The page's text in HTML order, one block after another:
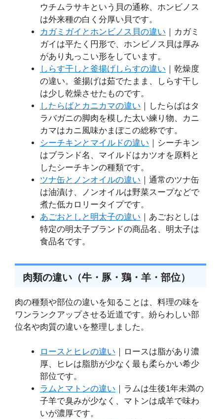
ウチムラサキという貝の通称、ホンビノス
は外来種の白く分厚い貝です。
カガミガイとホンビノス貝の違い ｜カガミ
ガイは平たく円形で、ホンビノス貝は厚み
があり丸っこい形をしています。
しらす干しと釜揚げしらすの違い ｜乾燥度
の違い。釜揚げは茹でたまま、しらす干し
は少し乾燥させたものです。
したらばとカニカマの違い ｜したらばはタ
ラバガニの脚肉を模した太い練り物、カニ
カマはカニ風味かまぼこの総称です。
シーチキンとマイルドの違い ｜シーチキン
はブランド名、マイルドはカツオを原料と
したシーチキンの種類です。
ツナ缶とノンオイルの違い ｜通常のツナ缶
は油漬け、ノンオイルは野菜スープなどで
煮た低カロリータイプです。
あごおとしと明太子の違い ｜あごおとしは
特定の明太子ブランドの商品名、明太子は
食品名です。
肉類の違い（牛・豚・鶏・羊・部位）
肉の種類や部位の違いを知ることは、料理の味を
ワンランクアップさせる近道です。紛らわしい部
位名や肉質の違いを整理しました。
ロースとヒレの違い ｜ロースは脂があり濃
厚、ヒレは脂肪が少なく最も柔らかい希少
部位です。
ラムとマトンの違い ｜ラムは生後1年未満の
子羊で臭みが少なく、マトンは成羊で味わ
いが濃厚です。